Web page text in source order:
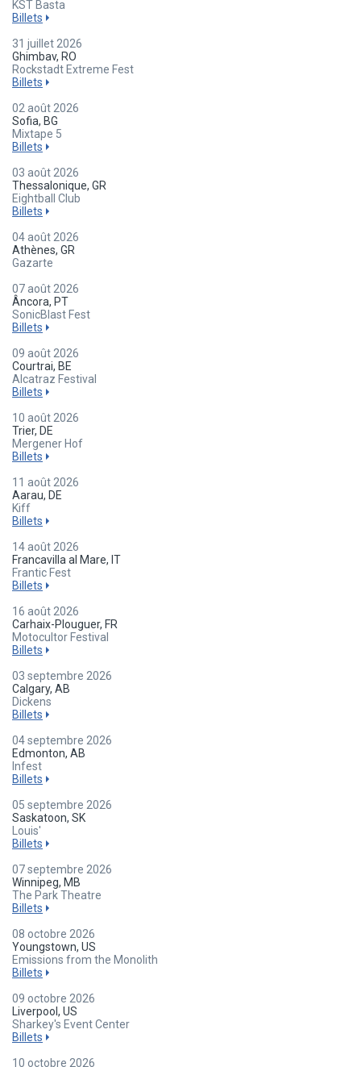
KST Basta
Billets
31 juillet 2026
Ghimbav, RO
Rockstadt Extreme Fest
Billets
02 août 2026
Sofia, BG
Mixtape 5
Billets
03 août 2026
Thessalonique, GR
Eightball Club
Billets
04 août 2026
Athènes, GR
Gazarte
07 août 2026
Âncora, PT
SonicBlast Fest
Billets
09 août 2026
Courtrai, BE
Alcatraz Festival
Billets
10 août 2026
Trier, DE
Mergener Hof
Billets
11 août 2026
Aarau, DE
Kiff
Billets
14 août 2026
Francavilla al Mare, IT
Frantic Fest
Billets
16 août 2026
Carhaix-Plouguer, FR
Motocultor Festival
Billets
03 septembre 2026
Calgary, AB
Dickens
Billets
04 septembre 2026
Edmonton, AB
Infest
Billets
05 septembre 2026
Saskatoon, SK
Louis'
Billets
07 septembre 2026
Winnipeg, MB
The Park Theatre
Billets
08 octobre 2026
Youngstown, US
Emissions from the Monolith
Billets
09 octobre 2026
Liverpool, US
Sharkey's Event Center
Billets
10 octobre 2026